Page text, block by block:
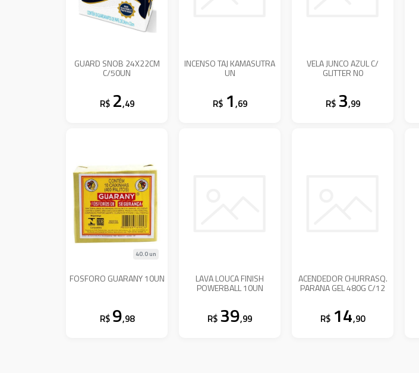
GUARD SNOB 24X22CM
C/50UN
R$ 2,49
INCENSO TAJ KAMASUTRA
UN
R$ 1,69
VELA JUNCO AZUL C/
GLITTER N0
R$ 3,99
FOSFORO GUARANY 10UN
40.0 un
R$ 9,98
LAVA LOUCA FINISH
POWERBALL 10UN
R$ 39,99
ACENDEDOR CHURRASQ.
PARANA GEL 480G C/12
R$ 14,90